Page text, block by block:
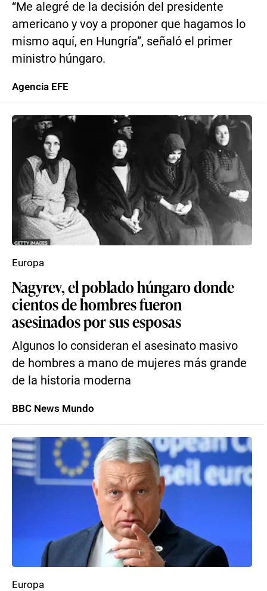
“Me alegré de la decisión del presidente
americano y voy a proponer que hagamos lo
mismo aquí, en Hungría”, señaló el primer
ministro húngaro.
Agencia EFE
Nagyrev, el poblado húngaro donde
cientos de hombres fueron
asesinados por sus esposas
Algunos lo consideran el asesinato masivo
de hombres a mano de mujeres más grande
de la historia moderna
Europa
BBC News Mundo
Europa